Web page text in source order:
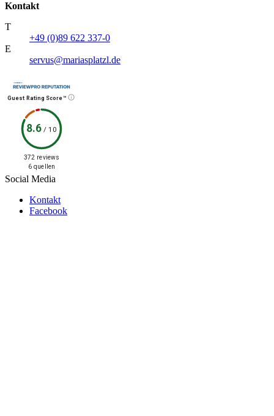
Kontakt
T
+49 (0)89 622 337-0
E
servus@mariasplatzl.de
Guest Rating Score™
8.6/10
372 reviews
6 quellen
Social Media
Kontakt
Facebook